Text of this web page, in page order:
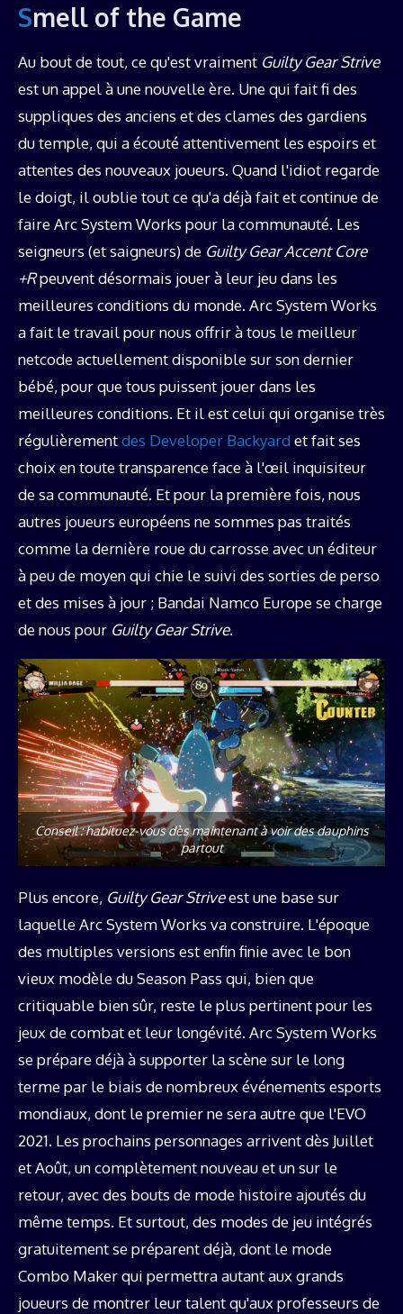
Smell of the Game
Au bout de tout, ce qu'est vraiment Guilty Gear Strive
est un appel à une nouvelle ère. Une qui fait fi des
suppliques des anciens et des clames des gardiens
du temple, qui a écouté attentivement les espoirs et
attentes des nouveaux joueurs. Quand l'idiot regarde
le doigt, il oublie tout ce qu'a déjà fait et continue de
faire Arc System Works pour la communauté. Les
seigneurs (et saigneurs) de Guilty Gear Accent Core
+Rpeuvent désormais jouer à leur jeu dans les
meilleures conditions du monde. Arc System Works
a fait le travail pour nous offrir à tous le meilleur
netcode actuellement disponible sur son dernier
bébé, pour que tous puissent jouer dans les
meilleures conditions. Et il est celui qui organise très
régulièrementdes Developer Backyard et fait ses
choix en toute transparence face à l'œil inquisiteur
de sa communauté. Et pour la première fois, nous
autres joueurs européens ne sommes pas traités
comme la dernière roue du carrosse avec un éditeur
à peu de moyen qui chie le suivi des sorties de perso
et des mises à jour ; Bandai Namco Europe se charge
de nous pour Guilty Gear Strive.
Conseil : habituez-vous dès maintenant à voir des dauphins
partout
Plus encore, Guilty Gear Striveest une base sur
laquelle Arc System Works va construire. L'époque
des multiples versions est enfin finie avec le bon
vieux modèle du Season Pass qui, bien que
critiquable bien sûr, reste le plus pertinent pour les
jeux de combat et leur longévité. Arc System Works
se prépare déjà à supporter la scène sur le long
terme par le biais de nombreux événements esports
mondiaux, dont le premier ne sera autre que l'EVO
2021. Les prochains personnages arrivent dès Juillet
et Août, un complètement nouveau et un sur le
retour, avec des bouts de mode histoire ajoutés du
même temps. Et surtout, des modes de jeu intégrés
gratuitement se préparent déjà, dont le mode
Combo Maker qui permettra autant aux grands
joueurs de montrer leur talent qu'aux professeurs de